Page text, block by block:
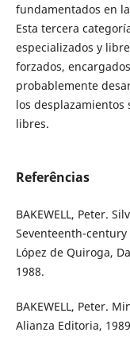
fundamentados en
Esta tercera
especializados y
forzados,
probablemente
los
libres.
Referências
BAKEWELL, Peter.
Seventeenth-
López de Quiroga,
1988.
BAKEWELL, Peter.
Alianza Editoria,